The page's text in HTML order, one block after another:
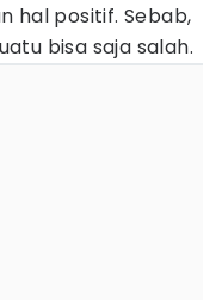
hal positif. Sebab,
bisa saja salah.